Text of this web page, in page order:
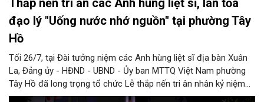
Thắp nến tri ân các Anh hùng liệt sĩ, lan tỏa
đạo lý "Uống nước nhớ nguồn" tại phường Tây
Hồ
Tối 26/7, tại Đài tưởng niệm các Anh hùng liệt sĩ địa bàn Xuân
La, Đảng ủy - HĐND - UBND - Ủy ban MTTQ Việt Nam phường
Tây Hồ đã long trọng tổ chức Lễ thắp nến tri ân nhân kỷ niệm
79 năm Ngày Thương binh - Liệt sĩ (27/7/1947 - 27/7/2026).